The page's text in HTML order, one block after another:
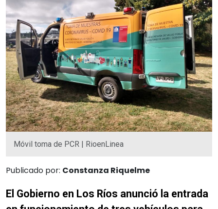
Móvil toma de PCR | RioenLinea
Publicado por: Constanza Riquelme
El Gobierno en Los Ríos anunció la entrada